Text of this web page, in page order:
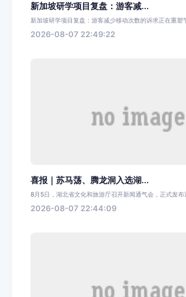
新加坡研学项目复盘：游客减...
新加坡研学项目复盘：游客减少移动次数的诉求正在重塑
2026-08-07 22:49:22
喜报｜苏马荡、腾龙洞入选湖...
8月5日，湖北省文化和旅游厅召开新闻通气会，正式发布
2026-08-07 22:44:09